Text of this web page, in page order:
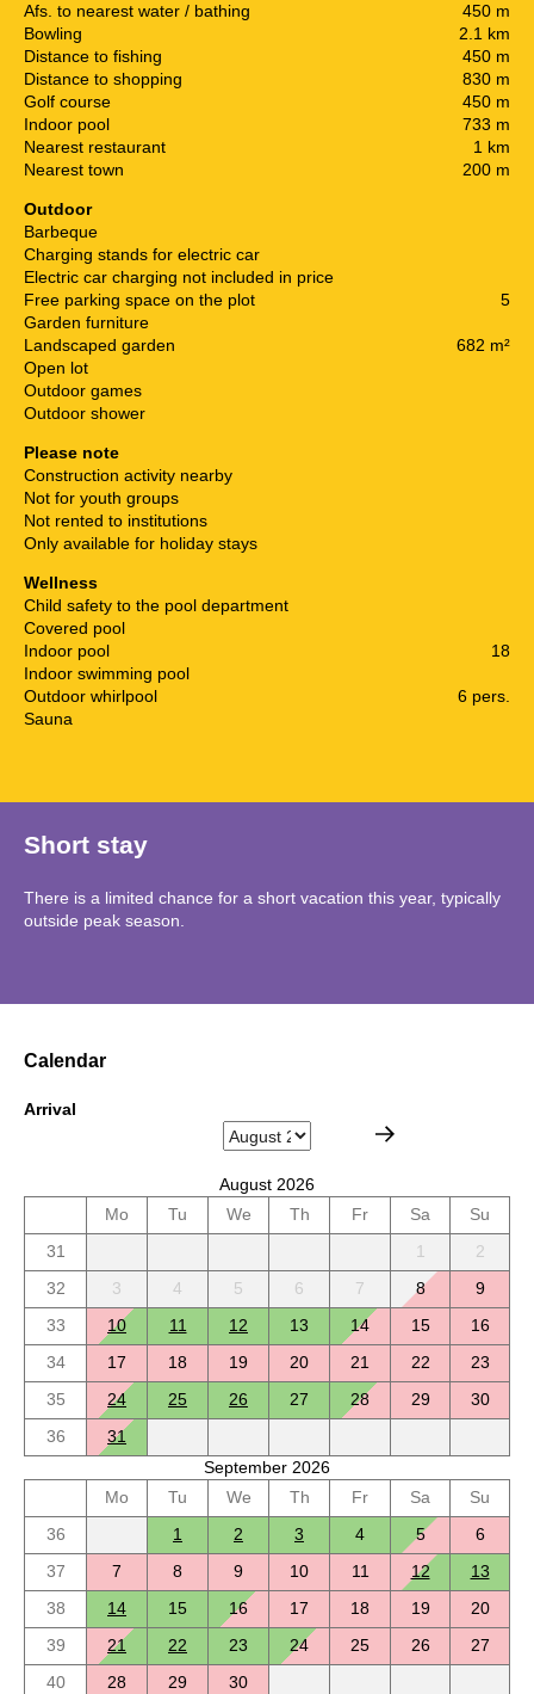
Afs. to nearest water / bathing
450 m
Bowling
2.1 km
Distance to fishing
450 m
Distance to shopping
830 m
Golf course
450 m
Indoor pool
733 m
Nearest restaurant
1 km
Nearest town
200 m
Outdoor
Barbeque
Charging stands for electric car
Electric car charging not included in price
Free parking space on the plot
5
Garden furniture
Landscaped garden
682 m²
Open lot
Outdoor games
Outdoor shower
Please note
Construction activity nearby
Not for youth groups
Not rented to institutions
Only available for holiday stays
Wellness
Child safety to the pool department
Covered pool
Indoor pool
18
Indoor swimming pool
Outdoor whirlpool
6 pers.
Sauna
Short stay
There is a limited chance for a short vacation this year, typically
outside peak season.
Calendar
Arrival
August 2026
Mo
Tu We Th Fr Sa
Su
31
1
2
32
3 4 5 6 7 8
9
33
10 11 12 13 14 15
16
34
17 18 19 20 21 22
23
35
24 25 26 27 28 29
30
36
31
September 2026
Mo
Tu We Th Fr Sa
Su
36
1 2 3 4 5
6
37
7 8 9 10 11 12
13
38
14 15 16 17 18 19
20
39
21 22 23 24 25 26
27
40
28 29
30